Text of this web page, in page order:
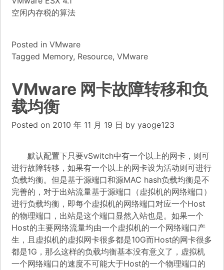
空闲内存税的算法
Posted in VMware
Tagged Memory, Resource, VMware
VMware 网卡故障转移和负
载均衡
Posted on 2010 年 11 月 19 日 by yaoge123
默认配置下只要vSwitch中有一个以上的网卡，则可
进行故障转移，如果有一个以上的网卡设为活动则可进行
负载均衡。但是基于源端口和源MAC hash负载均衡是不
完善的，对于出站流量基于源端口（虚拟机的网络端口）
进行负载均衡，即每个虚拟机的网络端口对应一个Host
的物理端口，出站是这个端口显然入站也是。如果一个
Host的主要网络流量均由一个虚拟机的一个网络端口产
生，且虚拟机的虚拟网卡很多都是10G而Host的网卡很多
都是1G，那么这样的负载均衡基本没有意义了，虚拟机
一个网络端口的速度不可能大于Host的一个物理端口的